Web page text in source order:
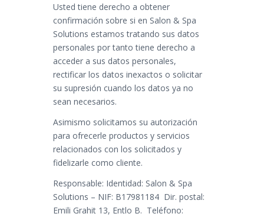
Usted tiene derecho a obtener
confirmación sobre si en Salon & Spa
Solutions estamos tratando sus datos
personales por tanto tiene derecho a
acceder a sus datos personales,
rectificar los datos inexactos o solicitar
su supresión cuando los datos ya no
sean necesarios.
Asimismo solicitamos su autorización
para ofrecerle productos y servicios
relacionados con los solicitados y
fidelizarle como cliente.
Responsable: Identidad: Salon & Spa
Solutions – NIF: B17981184 Dir. postal:
Emili Grahit 13, Entlo B. Teléfono: